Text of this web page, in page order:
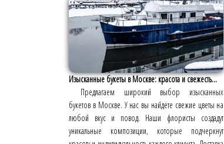
Изысканные букеты в Москве: красота и свежесть...
Предлагаем широкий выбор изысканных
букетов в Москве. У нас вы найдёте свежие цветы на
любой вкус и повод. Наши флористы создадут
уникальные композиции, которые подчеркнут